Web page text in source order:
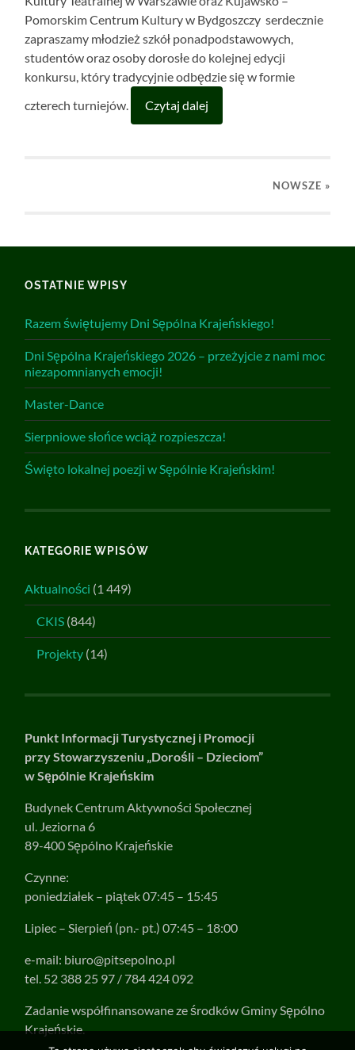
Pomorskim Centrum Kultury w Bydgoszczy serdecznie
zapraszamy młodzież szkół ponadpodstawowych,
studentów oraz osoby dorosłe do kolejnej edycji
konkursu, który tradycyjnie odbędzie się w formie
czterech turniejów.
Czytaj dalej
NOWSZE »
OSTATNIE WPISY
Razem świętujemy Dni Sępólna Krajeńskiego!
Dni Sępólna Krajeńskiego 2026 – przeżyjcie z nami moc
niezapomnianych emocji!
Master-Dance
Sierpniowe słońce wciąż rozpieszcza!
Święto lokalnej poezji w Sępólnie Krajeńskim!
KATEGORIE WPISÓW
Aktualności (1 449)
CKIS (844)
Projekty (14)
Punkt Informacji Turystycznej i Promocji
przy Stowarzyszeniu „Dorośli – Dzieciom”
w Sępólnie Krajeńskim
Budynek Centrum Aktywności Społecznej
ul. Jeziorna 6
89-400 Sępólno Krajeńskie
Czynne:
poniedziałek – piątek 07:45 – 15:45
Lipiec – Sierpień (pn.- pt.) 07:45 – 18:00
e-mail: biuro@pitsepolno.pl
tel. 52 388 25 97 / 784 424 092
Zadanie współfinansowane ze środków Gminy Sępólno
Krajeńskie.